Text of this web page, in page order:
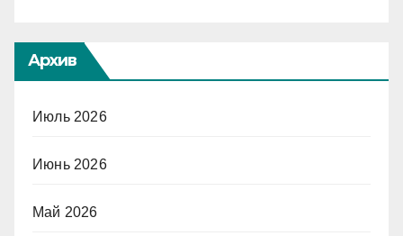
Архив
Июль 2026
Июнь 2026
Май 2026